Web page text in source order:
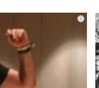
i